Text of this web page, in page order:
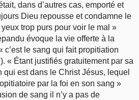
dans d’autres cas, emporté et
Dieu repousse et condamne le
trop purs pour voir le mal »
évoque la vie offerte à la
c’est le sang qui fait propitiation
« Étant justifiés gratuitement par sa
qui est dans le Christ Jésus, lequel
par la foi en son sang »
de sang il n’y a pas de